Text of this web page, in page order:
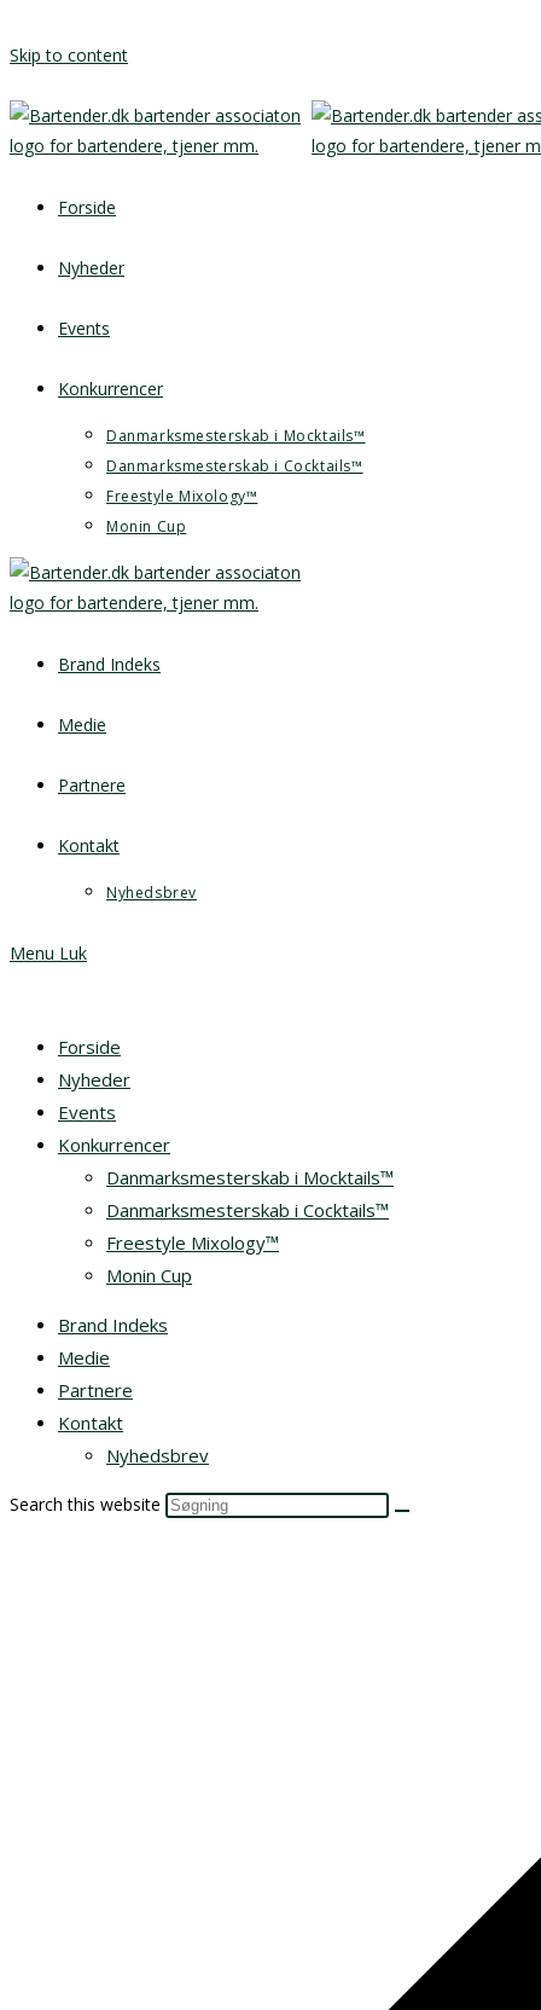
Skip to content
Forside
Nyheder
Events
Konkurrencer
Danmarksmesterskab i Mocktails™
Danmarksmesterskab i Cocktails™
Freestyle Mixology™
Monin Cup
Brand Indeks
Medie
Partnere
Kontakt
Nyhedsbrev
Menu Luk
Forside
Nyheder
Events
Konkurrencer
Danmarksmesterskab i Mocktails™
Danmarksmesterskab i Cocktails™
Freestyle Mixology™
Monin Cup
Brand Indeks
Medie
Partnere
Kontakt
Nyhedsbrev
Search this website